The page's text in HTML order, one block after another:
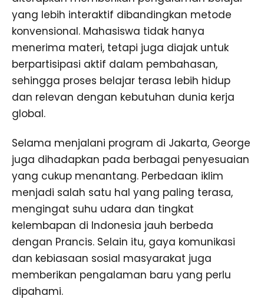
yang lebih interaktif dibandingkan metode
konvensional. Mahasiswa tidak hanya
menerima materi, tetapi juga diajak untuk
berpartisipasi aktif dalam pembahasan,
sehingga proses belajar terasa lebih hidup
dan relevan dengan kebutuhan dunia kerja
global.
Selama menjalani program di Jakarta, George
juga dihadapkan pada berbagai penyesuaian
yang cukup menantang. Perbedaan iklim
menjadi salah satu hal yang paling terasa,
mengingat suhu udara dan tingkat
kelembapan di Indonesia jauh berbeda
dengan Prancis. Selain itu, gaya komunikasi
dan kebiasaan sosial masyarakat juga
memberikan pengalaman baru yang perlu
dipahami.